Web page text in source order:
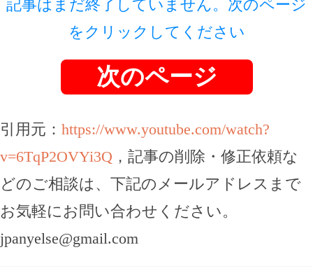
記事はまだ終了していません。次のページ
をクリックしてください
次のページ
引用元： https://www.youtube.com/watch?
v=6TqP2OVYi3Q ，記事の削除・修正依頼な
どのご相談は、下記のメールアドレスまで
お気軽にお問い合わせください。
jpanyelse@gmail.com